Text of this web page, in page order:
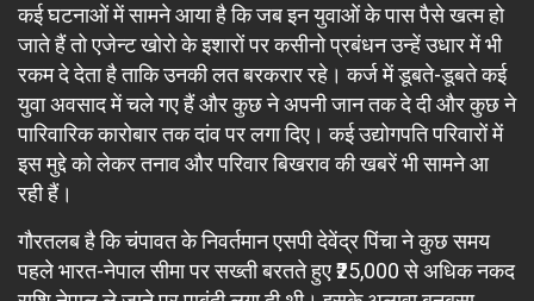
कई घटनाओं में सामने आया है कि जब इन युवाओं के पास पैसे खत्म हो
जाते हैं तो एजेन्ट खोरो के इशारों पर कसीनो प्रबंधन उन्हें उधार में भी
रकम दे देता है ताकि उनकी लत बरकरार रहे। कर्ज में डूबते-डूबते कई
युवा अवसाद में चले गए हैं और कुछ ने अपनी जान तक दे दी और कुछ ने
पारिवारिक कारोबार तक दांव पर लगा दिए। कई उद्योगपति परिवारों में
इस मुद्दे को लेकर तनाव और परिवार बिखराव की खबरें भी सामने आ
रही हैं।
गौरतलब है कि चंपावत के निवर्तमान एसपी देवेंद्र पिंचा ने कुछ समय
पहले भारत-नेपाल सीमा पर सख्ती बरतते हुए ₹25,000 से अधिक नकद